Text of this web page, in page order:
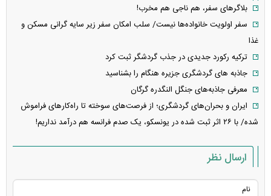
بلاگر‌های سفر، هم ناجی هم مخرب!
سفر اولویت خانواده‌ها نیست/ سلب امکان سفر زیر سایه گرانی مسکن و
غذا
ترکیه رکورد جدیدی در جذب گردشگر ثبت کرد
جاذبه های گردشگری جزیره هنگام را بشناسید
معرفی جاذبه‌های جنگل النگدره گرگان
ایران و بحران‌های گردشگری؛ از فرصت‌های سوخته تا راه‌کار‌های فراموش
شده/ با ۲۶ اثر ثبت شده در یونسکو، یک صدم فرانسه هم درآمد نداریم!
ارسال نظر